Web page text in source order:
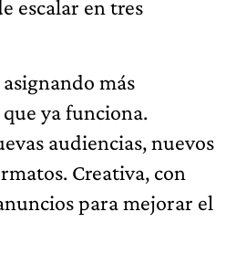
escalar en tres
más
ya funciona.
audiencias, nuevos
Creativa, con
para mejorar el